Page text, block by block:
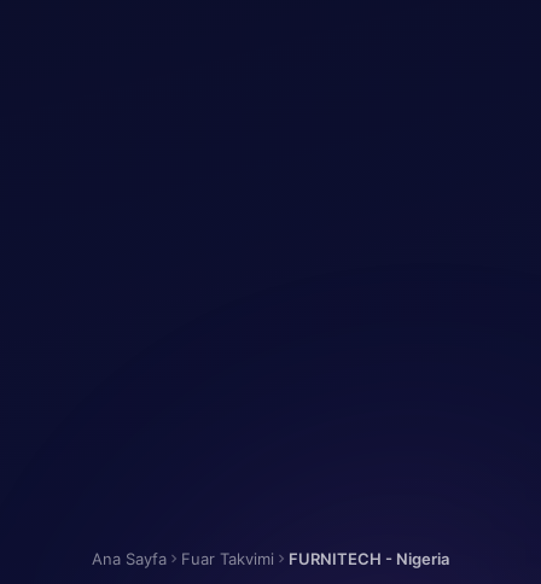
Ana Sayfa Fuar Takvimi FURNITECH - Nigeria